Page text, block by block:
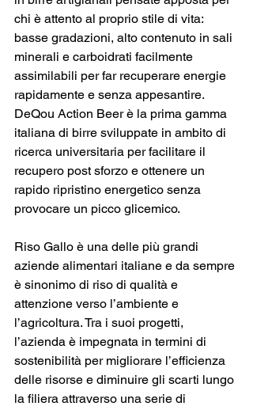
chi è attento al proprio stile di vita:
basse gradazioni, alto contenuto in sali
minerali e carboidrati facilmente
assimilabili per far recuperare energie
rapidamente e senza appesantire.
DeQou Action Beer è la prima gamma
italiana di birre sviluppate in ambito di
ricerca universitaria per facilitare il
recupero post sforzo e ottenere un
rapido ripristino energetico senza
provocare un picco glicemico.
Riso Gallo è una delle più grandi
aziende alimentari italiane e da sempre
è sinonimo di riso di qualità e
attenzione verso l’ambiente e
l’agricoltura. Tra i suoi progetti,
l’azienda è impegnata in termini di
sostenibilità per migliorare l’efficienza
delle risorse e diminuire gli scarti lungo
la filiera attraverso una serie di